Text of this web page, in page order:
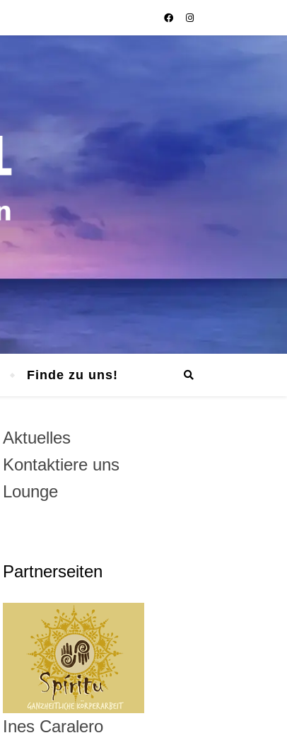
Finde zu uns!
Aktuelles
Kontaktiere uns
Lounge
Partnerseiten
Ines Caralero